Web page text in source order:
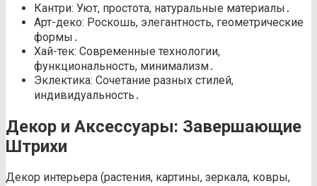
Кантри: Уют, простота, натуральные материалы․
Арт-деко: Роскошь, элегантность, геометрические
формы․
Хай-тек: Современные технологии,
функциональность, минимализм․
Эклектика: Сочетание разных стилей,
индивидуальность․
Декор и Аксессуары: Завершающие
Штрихи
Декор интерьера (растения, картины, зеркала, ковры,